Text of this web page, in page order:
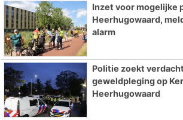
Inzet voor mogelijke
Heerhugowaard,
alarm
Politie zoekt
geweldpleging op
Heerhugowaard